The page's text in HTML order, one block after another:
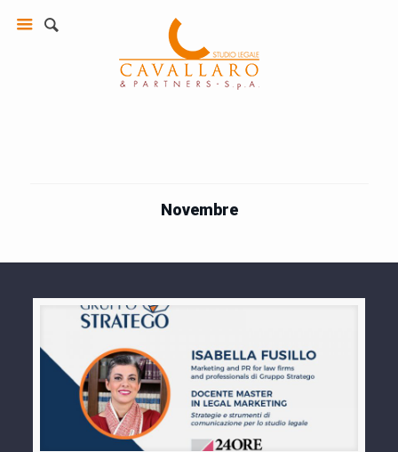
Novembre